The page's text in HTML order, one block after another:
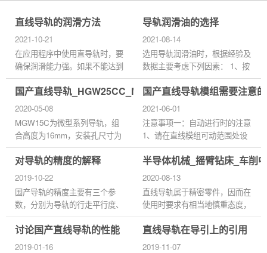
直线导轨的润滑方法
2021-10-21
在应用程序中使用直导轨时，要
确保润滑能力强。如果不能达到
润滑效果，快速滚动会造成严重
磨损，影响生产力，缩短使用寿
命。那么，为了提高生产力...
导轨润滑油的选择
2021-08-14
选用导轨润滑油时，根据经验及
数据主要考虑下列因素： 1、按
滑动速度和平均压力来选择粘
度： 选择使用导轨润滑剂时根
据国内外机床导轨润滑实际应
用...
国产直线导轨_HGW25CC_MGW15C_等级精度安装
2020-05-08
MGW15C为微型系列导轨，组
合高度为16mm，安装孔尺寸为
45*20，直线导轨的预压力：所
谓预压力是预先给予钢珠负荷
力，利用钢珠与珠道之间负向间
隙给予预压...
国产直线导轨模组需要注意
2021-06-01
注意事项一：自动进行时的注意
1、请在直线模组可动范围处设
置安全防护栏。 2、在安全防护
栏的入口，请设计紧急开关装
置。 3、请尽量不要从有关紧
急...
对导轨的精度的解释
2019-10-22
国产导轨的精度主要有三个参
数，分别为导轨的行走平行度、
高度的成对相互差和宽度的成对
相互差。 1、行走平行度是指将
导轨用螺栓固定在基准面上，...
半导体机械_摇臂钻床_车削
2020-08-13
直线导轨属于精密零件，因而在
使用时要求有相当地慎重态度，
即便是使用了高性能的直线导
轨，如果使用不当，也不能达到
预期的性能效果，而且容易使...
讨论国产直线导轨的性能
2019-01-16
直线导轨在导引上的引用
2019-11-07